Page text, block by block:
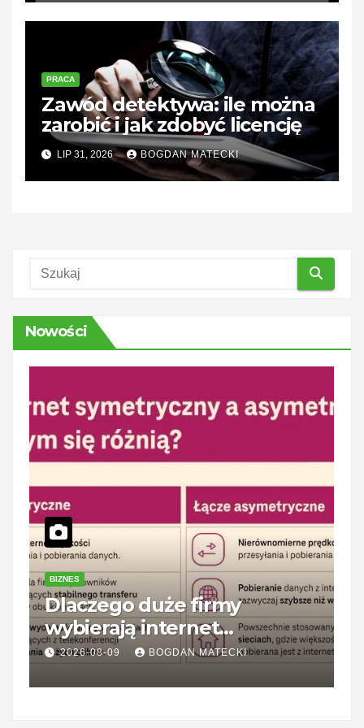
PRACA
Zawód detektywa: ile można
zarobić i jak zdobyć licencję
LIP 31, 2026 BOGDAN MATECKI
Nowości
BIZNES
Dlaczego duże firmy
wybierają internet
symetryczny? Korzyści dla
2026-08-09 BOGDAN MATECKI